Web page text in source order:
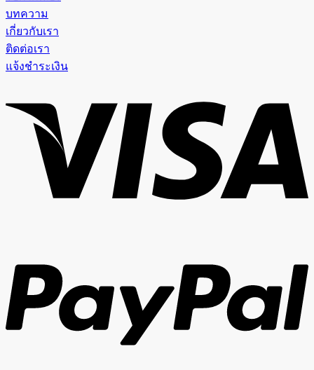
บทความ
เกี่ยวกับเรา
ติดต่อเรา
แจ้งชำระเงิน